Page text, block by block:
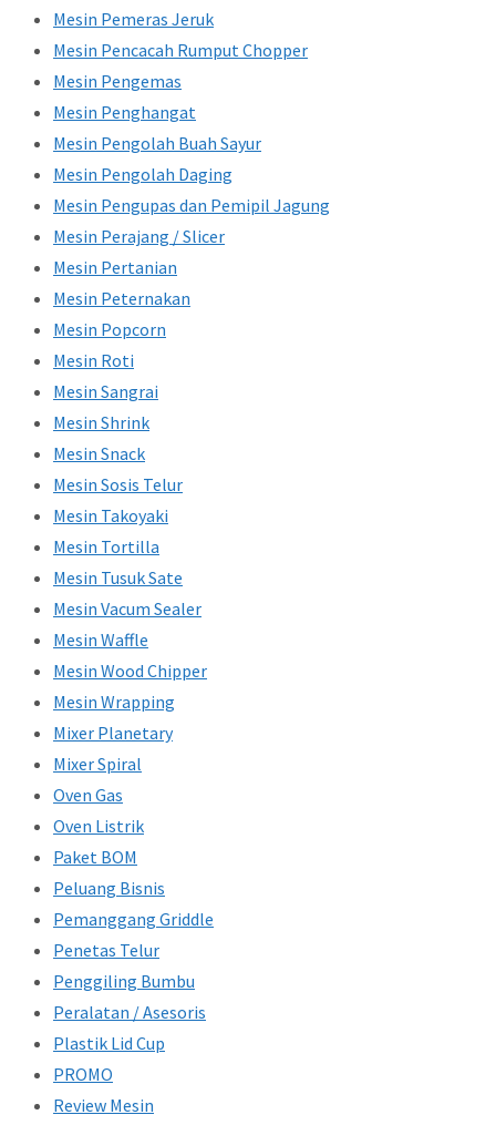
Mesin Pemeras Jeruk
Mesin Pencacah Rumput Chopper
Mesin Pengemas
Mesin Penghangat
Mesin Pengolah Buah Sayur
Mesin Pengolah Daging
Mesin Pengupas dan Pemipil Jagung
Mesin Perajang / Slicer
Mesin Pertanian
Mesin Peternakan
Mesin Popcorn
Mesin Roti
Mesin Sangrai
Mesin Shrink
Mesin Snack
Mesin Sosis Telur
Mesin Takoyaki
Mesin Tortilla
Mesin Tusuk Sate
Mesin Vacum Sealer
Mesin Waffle
Mesin Wood Chipper
Mesin Wrapping
Mixer Planetary
Mixer Spiral
Oven Gas
Oven Listrik
Paket BOM
Peluang Bisnis
Pemanggang Griddle
Penetas Telur
Penggiling Bumbu
Peralatan / Asesoris
Plastik Lid Cup
PROMO
Review Mesin